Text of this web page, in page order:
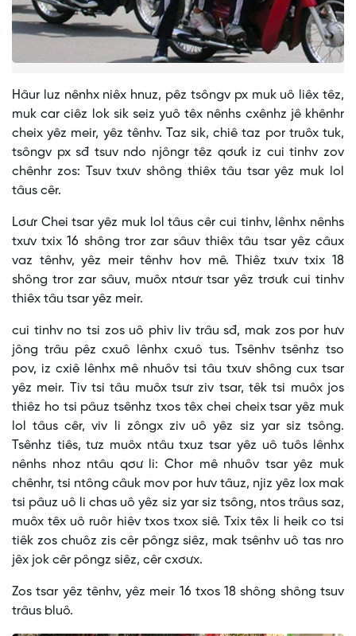
Hâur luz nênhx niêx hnuz, pêz tsôngv px muk uô liêx têz,
muk car ciêz lok sik seiz yuô têx nênhs cxênhz jê khênhr
cheix yêz meir, yêz tênhv. Taz sik, chiê taz por truôx tuk,
tsôngv px sđ tsuv ndo njôngr têz qơưk iz cui tinhv zov
chênhr zos: Tsuv txưv shông thiêx tâu tsar yêz muk lol
tâus cêr.
Lơưr Chei tsar yêz muk lol tâus cêr cui tinhv, lênhx nênhs
txưv txix 16 shông tror zar sâuv thiêx tâu tsar yêz câux
vaz tênhv, yêz meir tênhv hov mê. Thiêz txưv txix 18
shông tror zar sâuv, muôx ntơưr tsar yêz trơưk cui tinhv
thiêx tâu tsar yêz meir.
cui tinhv no tsi zos uô phiv liv trâu sđ, mak zos por hưv
jông trâu pêz cxuô lênhx cxuô tus. Tsênhv tsênhz tso
pov, iz cxiê lênhx mê nhuôv tsi tâu txưv shông cux tsar
yêz meir. Tiv tsi tâu muôx tsưr ziv tsar, têk tsi muôx jos
thiêz ho tsi pâuz tsênhz txos têx chei cheix tsar yêz muk
lol tâus cêr, viv li zôngx ziv uô yêz siz yar siz tsông.
Tsênhz tiês, tưz muôx ntâu txuz tsar yêz uô tuôs lênhx
nênhs nhoz ntâu qơư li: Chor mê nhuôv tsar yêz muk
chênhr, tsi ntông câuk mov por hưv tâuz, njiz yêz lox mak
tsi pâuz uô li chas uô yêz siz yar siz tsông, ntos trâus saz,
muôx têx uô ruôr hiêv txos txox siê. Txix têx li heik co tsi
tiêk zos chuôz zis cêr pôngz siêz, mak tsênhv uô tas nro
jêx jok cêr pôngz siêz, cêr cxơưx.
Zos tsar yêz tênhv, yêz meir 16 txos 18 shông shông tsuv
trâus bluô.